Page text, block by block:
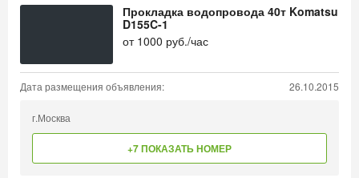
Прокладка водопровода 40т Komatsu
D155C-1
от 1000 руб./час
Дата размещения объявления: 26.10.2015
г.Москва
+7 ПОКАЗАТЬ НОМЕР